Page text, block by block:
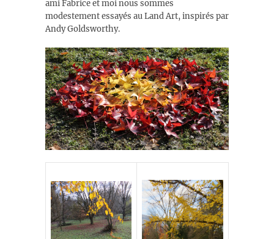
ami Fabrice et moi nous sommes
modestement essayés au Land Art, inspirés par
Andy Goldsworthy.